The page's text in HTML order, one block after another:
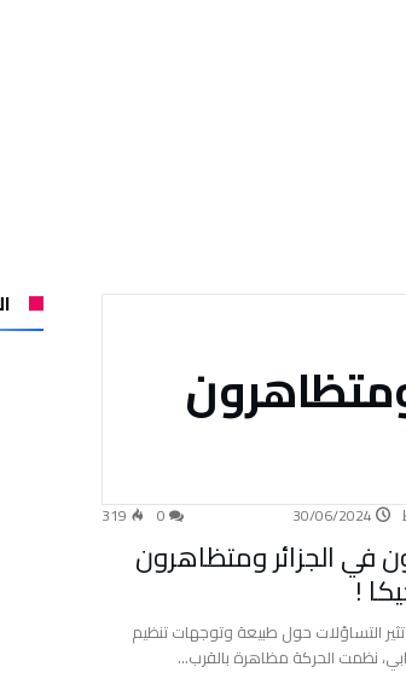
30/06/2024
319
في الجزائر ومتظاهرون
!
التساؤلات حول طبيعة وتوجهات تنظيم
نظمت الحركة مظاهرة بالقرب…